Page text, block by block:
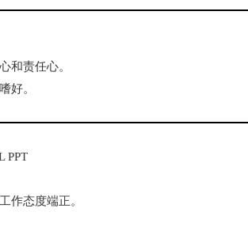
和责任心。
好。
PPT
作态度端正。